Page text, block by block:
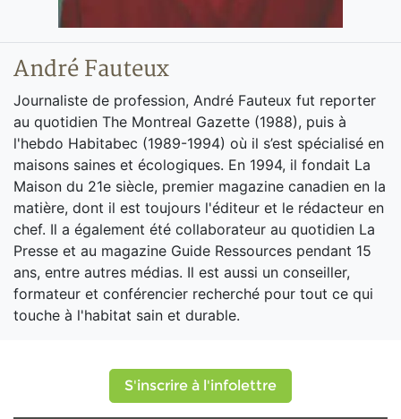
André Fauteux
Journaliste de profession, André Fauteux fut reporter
au quotidien The Montreal Gazette (1988), puis à
l'hebdo Habitabec (1989-1994) où il s’est spécialisé en
maisons saines et écologiques. En 1994, il fondait La
Maison du 21e siècle, premier magazine canadien en la
matière, dont il est toujours l'éditeur et le rédacteur en
chef. Il a également été collaborateur au quotidien La
Presse et au magazine Guide Ressources pendant 15
ans, entre autres médias. Il est aussi un conseiller,
formateur et conférencier recherché pour tout ce qui
touche à l'habitat sain et durable.
S'inscrire à l'infolettre